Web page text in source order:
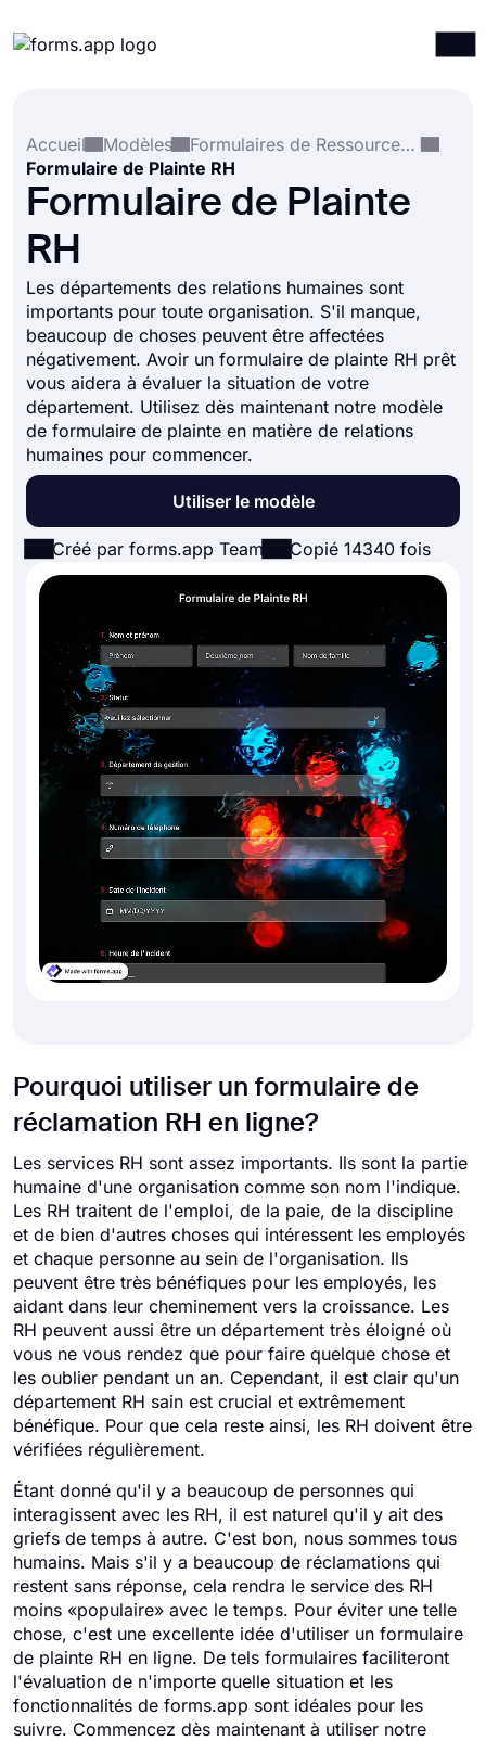
Intégrations
Modèles
Ressources
Accueil
Modèles
Formulaires de Ressources Humaines
Formulaire de Plainte RH
Formulaire de Plainte
RH
Les départements des relations humaines sont
importants pour toute organisation. S'il manque,
beaucoup de choses peuvent être affectées
négativement. Avoir un formulaire de plainte RH prêt
vous aidera à évaluer la situation de votre
département. Utilisez dès maintenant notre modèle
de formulaire de plainte en matière de relations
humaines pour commencer.
Utiliser le modèle
Créé par forms.app Team Copié 14340 fois
Pourquoi utiliser un formulaire de
réclamation RH en ligne?
Les services RH sont assez importants. Ils sont la partie
humaine d'une organisation comme son nom l'indique.
Les RH traitent de l'emploi, de la paie, de la discipline
et de bien d'autres choses qui intéressent les employés
et chaque personne au sein de l'organisation. Ils
peuvent être très bénéfiques pour les employés, les
aidant dans leur cheminement vers la croissance. Les
RH peuvent aussi être un département très éloigné où
vous ne vous rendez que pour faire quelque chose et
les oublier pendant un an. Cependant, il est clair qu'un
département RH sain est crucial et extrêmement
bénéfique. Pour que cela reste ainsi, les RH doivent être
vérifiées régulièrement.
Étant donné qu'il y a beaucoup de personnes qui
interagissent avec les RH, il est naturel qu'il y ait des
griefs de temps à autre. C'est bon, nous sommes tous
humains. Mais s'il y a beaucoup de réclamations qui
restent sans réponse, cela rendra le service des RH
moins «populaire» avec le temps. Pour éviter une telle
chose, c'est une excellente idée d'utiliser un formulaire
de plainte RH en ligne. De tels formulaires faciliteront
l'évaluation de n'importe quelle situation et les
fonctionnalités de forms.app sont idéales pour les
suivre. Commencez dès maintenant à utiliser notre